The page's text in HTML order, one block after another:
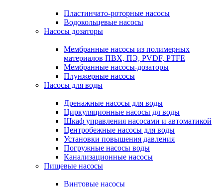
Пластинчато-роторные насосы
Водокольцевые насосы
Насосы дозаторы
Мембранные насосы из полимерных
материалов ПВХ, ПЭ, PVDF, PTFE
Мембранные насосы-дозаторы
Плунжерные насосы
Насосы для воды
Дренажные насосы для воды
Циркуляционные насосы дл воды
Шкаф управления насосами и автоматикой
Центробежные насосы для воды
Установки повышения давления
Погружные насосы воды
Канализационные насосы
Пищевые насосы
Винтовые насосы